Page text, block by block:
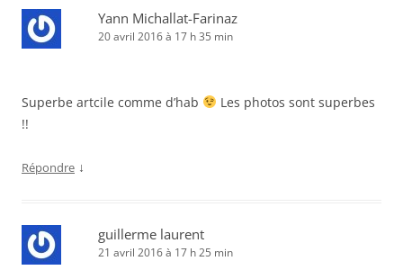
Yann Michallat-Farinaz
20 avril 2016 à 17 h 35 min
Superbe artcile comme d’hab
Les photos sont superbes
!!
Répondre ↓
guillerme laurent
21 avril 2016 à 17 h 25 min